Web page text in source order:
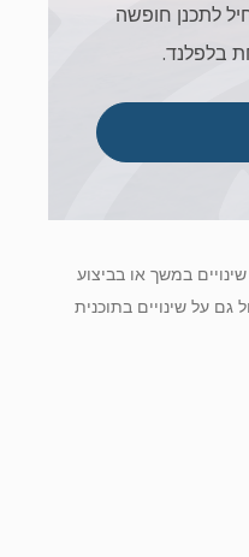
לתכנן חופשה
בלפלנד.
במשך או בביצוע
על שינויים בתוכנית